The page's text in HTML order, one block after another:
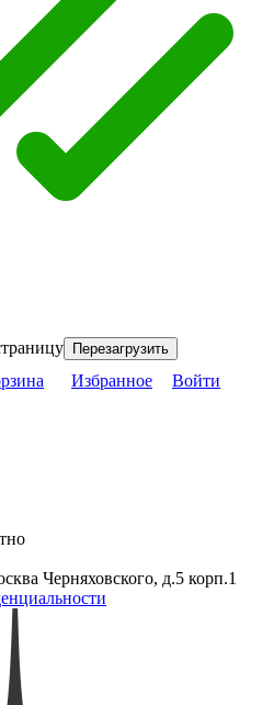
Перезагрузить
Избранное Войти
Черняховского, д.5 корп.1